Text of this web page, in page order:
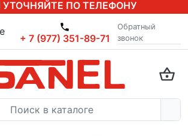
ПО ТЕЛЕФОНУ
+ 7 (977) 351-89-71
Обратный
звонок